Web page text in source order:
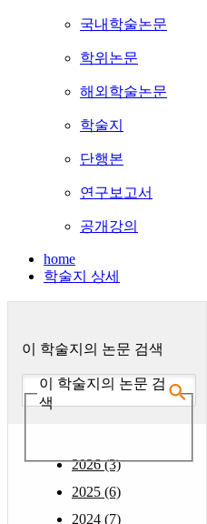
국내학술논문
학위논문
해외학술논문
학술지
단행본
연구보고서
공개강의
home
학술지 상세
이 학술지의 논문 검색
이 학술지의 논문 검
색
2026 (3)
2025 (6)
2024 (7)